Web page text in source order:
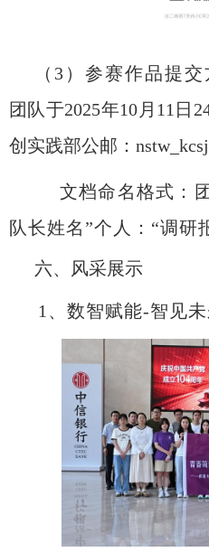
（ 3 ）参赛作品提交
团队于2025年10 月 11 日
创实践部公邮： ns
文档命名格式：
队长姓名”个人：“调研
六、风采展示
1 、 数智赋能-智见